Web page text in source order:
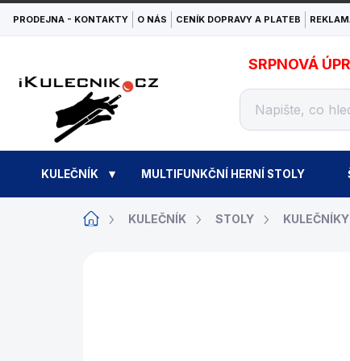
Přejít
obsah
PRODEJNA - KONTAKTY O NÁS CENÍK DOPRAVY A PLATEB
SRPNOVÁ
KULEČNÍK MULTIFUNKČNÍ HERNÍ STOLY
DomůKULEČNÍK STOLY